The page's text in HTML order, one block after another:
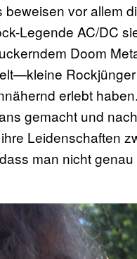
vor allem
Legende AC/DC
Doom
erlebt
gemacht und
Leidenschaften
man nicht